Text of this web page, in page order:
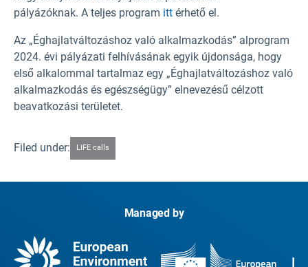
pályázóknak. A teljes program itt érhető el.
Az „Éghajlatváltozáshoz való alkalmazkodás” alprogram
2024. évi pályázati felhívásának egyik újdonsága, hogy
első alkalommal tartalmaz egy „Éghajlatváltozáshoz való
alkalmazkodás és egészségügy” elnevezésű célzott
beavatkozási területet.
Filed under: LIFE calls
Managed by